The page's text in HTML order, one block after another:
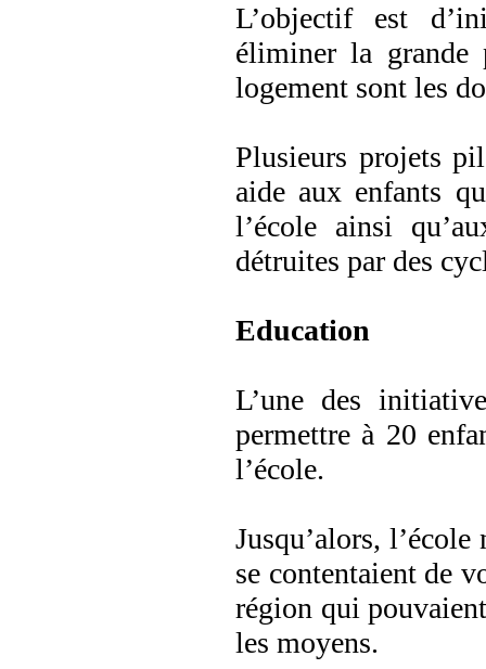
L’objectif est
éliminer la grande
logement sont les
Plusieurs projets
aide aux enfants
l’école ainsi
détruites par des
Education
L’une des
permettre à 20
l’école.
Jusqu’alors,
se contentaient de
région qui
les moyens.